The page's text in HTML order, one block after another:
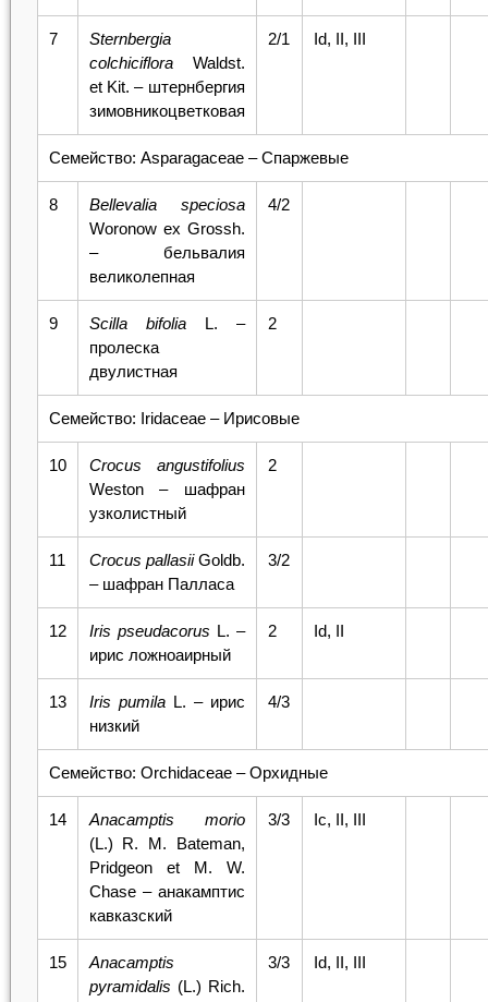
7
Sternbergia
colchicifloraWaldst.
et Kit. – штернбергия
зимовникоцветковая
2/1 Id, II, III
Семейство: Asparagaceae – Спаржевые
8 Bellevalia
speciosa
Woronow ex Grossh.
– бельвалия
великолепная
4/2
9 Scilla bifoliaL. –
пролеска
двулистная
2
Семейство: Iridaceae – Ирисовые
10
Crocus angustifolius
Weston – шафран
узколистный
2
11 Crocus pallasiiGoldb.
– шафран Палласа
3/2
12 Iris pseudacorus L. –
ирис ложноаирный
2 Id, II
13 Iris pumilaL. – ирис
низкий
4/3
Семейство: Orchidaceae – Орхидные
14 Anacamptis
morio
(L.) R. M. Bateman,
Pridgeon et M. W.
Chase – анакамптис
кавказский
3/3 Ic, II, III
15
Anacamptis
pyramidalis (L.) Rich.
3/3 Id, II, III